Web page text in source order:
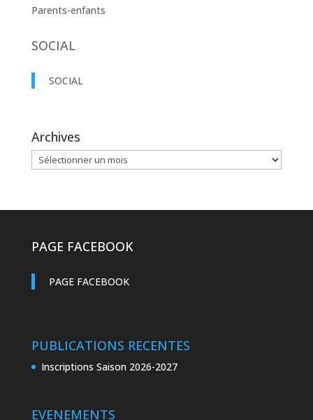
Parents-enfants
SOCIAL
SOCIAL
Archives
Archives
PAGE FACEBOOK
PAGE FACEBOOK
PUBLICATIONS RECENTES
Inscriptions Saison 2026-2027
EVENEMENTS